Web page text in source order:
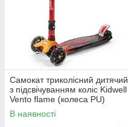
Самокат триколісний дитячий
з підсвічуванням коліс Kidwell
Vento flame (колеса PU)
Червоний
В наявності